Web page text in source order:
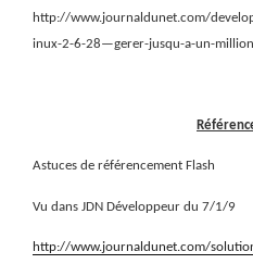
http://www.journaldunet.com/
inux-2-6-28—gerer-jusqu-a-un-
Astuces de référencement Flash
Vu dans JDN Développeur du 7/1/9
http://www.journaldunet.com/